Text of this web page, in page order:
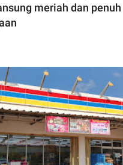
meriah dan penuh